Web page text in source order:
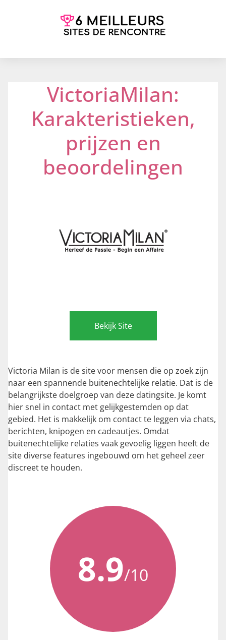
VictoriaMilan:
Karakteristieken,
prijzen en
beoordelingen
Bekijk Site
Victoria Milan is de site voor mensen die op zoek zijn
naar een spannende buitenechtelijke relatie. Dat is de
belangrijkste doelgroep van deze datingsite. Je komt
hier snel in contact met gelijkgestemden op dat
gebied. Het is makkelijk om contact te leggen via chats,
berichten, knipogen en cadeautjes. Omdat
buitenechtelijke relaties vaak gevoelig liggen heeft de
site diverse features ingebouwd om het geheel zeer
discreet te houden.
8.9/10